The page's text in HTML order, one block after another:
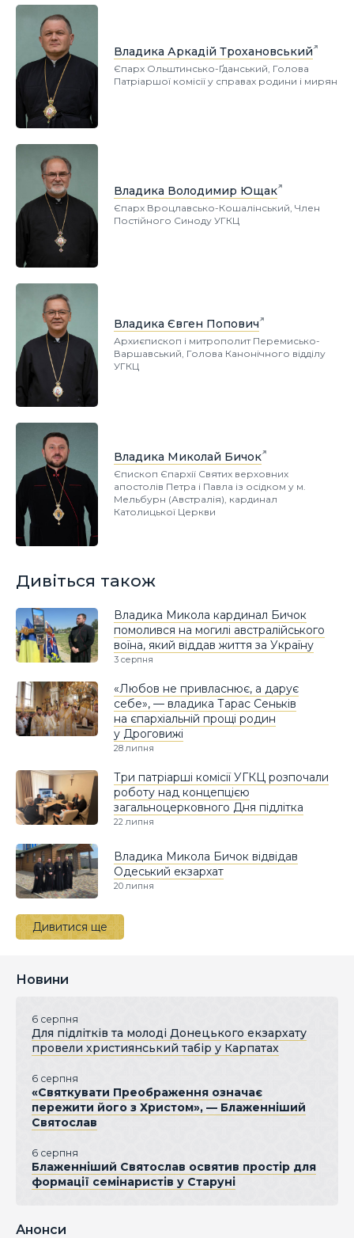
Владика Аркадій Трохановський
Єпарх Ольштинсько-Ґданський, Голова
Патріаршої комісії у справах родини і мирян
Владика Володимир Ющак
Єпарх Вроцлавсько-Кошалінський, Член
Постійного Синоду УГКЦ
Владика Євген Попович
Архиєпископ і митрополит Перемисько-
Варшавський, Голова Канонічного відділу
УГКЦ
Владика Миколай Бичок
Єпископ Єпархії Святих верховних
апостолів Петра і Павла із осідком у м.
Мельбурн (Австралія), кардинал
Католицької Церкви
Дивіться також
Владика Микола кардинал Бичок
помолився на могилі австралійського
воїна, який віддав життя за Україну
3 серпня
«Любов не привласнює, а дарує
себе», — владика Тарас Сеньків
на єпархіальній прощі родин
у Дроговижі
28 липня
Три патріарші комісії УГКЦ розпочали
роботу над концепцією
загальноцерковного Дня підлітка
22 липня
Владика Микола Бичок відвідав
Одеський екзархат
20 липня
Дивитися ще
Новини
6 серпня
Для підлітків та молоді Донецького екзархату
провели християнський табір у Карпатах
6 серпня
«Святкувати Преображення означає
пережити його з Христом», — Блаженніший
Святослав
6 серпня
Блаженніший Святослав освятив простір для
формації семінаристів у Старуні
Анонси